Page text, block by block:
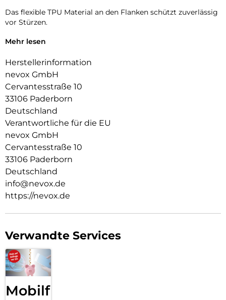
Das flexible TPU Material an den Flanken schützt zuverlässig
vor Stürzen.
Das Display ist durch die seitlichen Flanken geschützt.
geschützt.
Die Anschlüsse, Knöpfe und Kamera bleiben voll zugänglich.
Hochwertiges Schmutzabweisendes Material und langlebige
Zusammensetzung der Materialien.
Mehr lesen
Herstellerinformation
nevox GmbH
Cervantesstraße 10
33106 Paderborn
Deutschland
Verantwortliche für die EU
nevox GmbH
Cervantesstraße 10
33106 Paderborn
Deutschland
info@nevox.de
https://nevox.de
Verwandte Services
Mobilfunk